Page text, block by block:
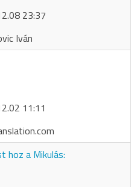
23:37
Iván
11:11
hoz a Mikulás: